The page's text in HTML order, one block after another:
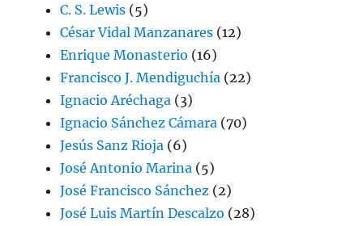
C. S. Lewis (5)
César Vidal Manzanares (12)
Enrique Monasterio (16)
Francisco J. Mendiguchía (22)
Ignacio Aréchaga (3)
Ignacio Sánchez Cámara (70)
Jesús Sanz Rioja (6)
José Antonio Marina (5)
José Francisco Sánchez (2)
José Luis Martín Descalzo (28)